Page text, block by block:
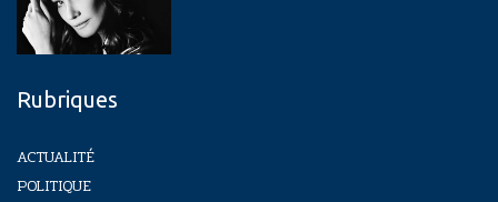
Rubriques
ACTUALITÉ
POLITIQUE